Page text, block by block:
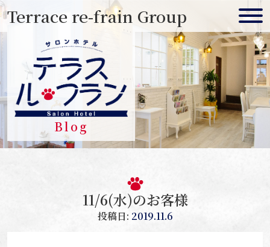
Skip
content
Terrace re-frain Group
Blog
11/6(水)のお客様
投稿日: 2019.11.6